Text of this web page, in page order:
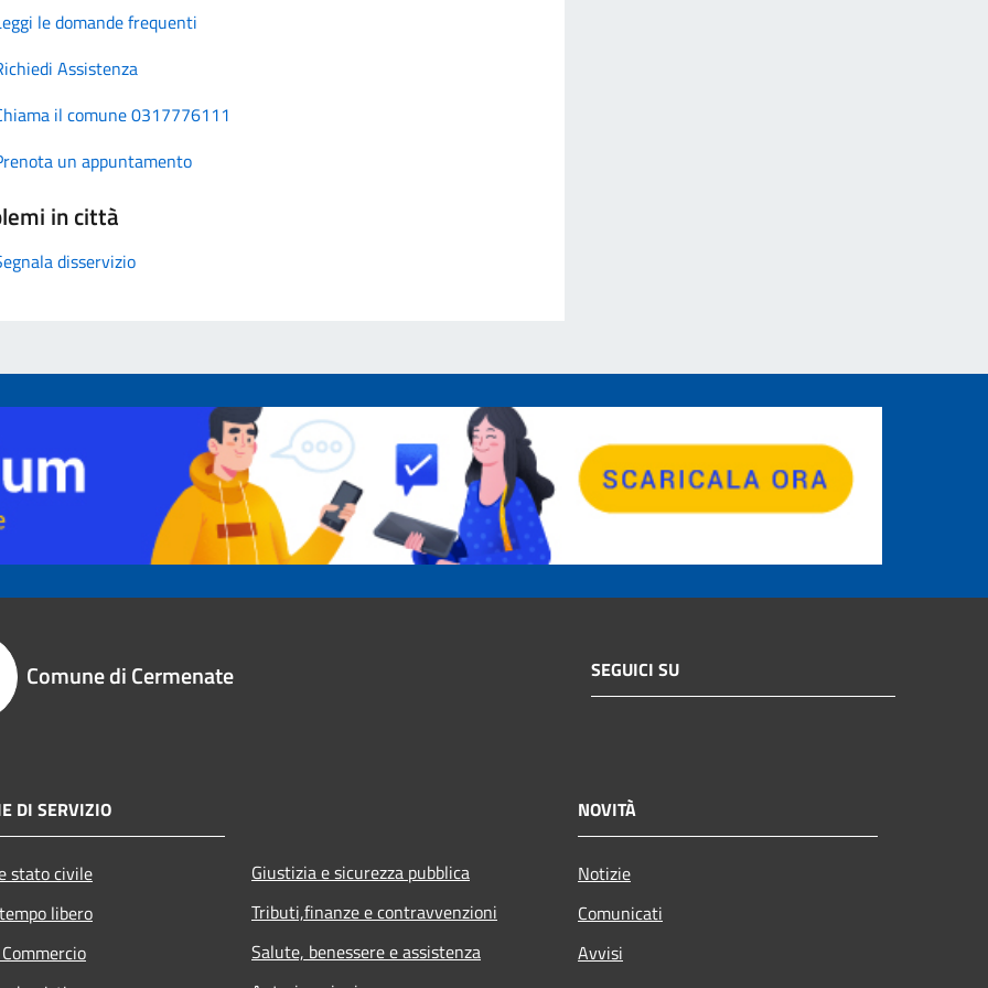
le domande frequenti
Assistenza
il comune 0317776111
un appuntamento
in città
disservizio
Comune di Cermenate SEGUICI SU
DI SERVIZIO
stato civile
libero
Giustizia e sicurezza pubblica
Tributi,finanze e contravvenzioni
Salute, benessere e assistenza
NOVITÀ
Notizie
Comunicati
Avvisi